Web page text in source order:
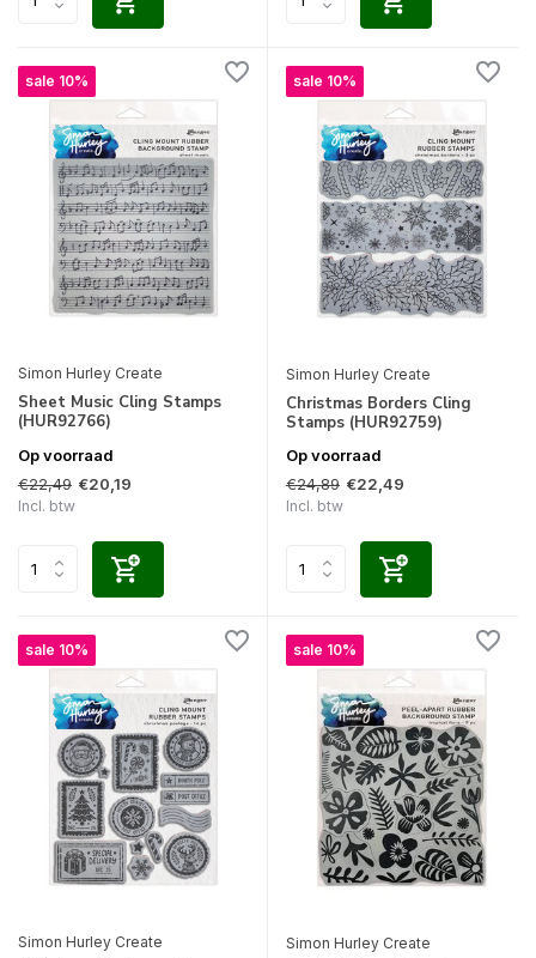
sale 10%
Simon Hurley Create
Sheet Music Cling Stamps
(HUR92766)
Op voorraad
€22,49 €20,19
Incl. btw
sale 10%
Simon Hurley Create
Christmas Borders Cling
Stamps (HUR92759)
Op voorraad
€24,89 €22,49
Incl. btw
sale 10%
Simon Hurley Create
sale 10%
Simon Hurley Create